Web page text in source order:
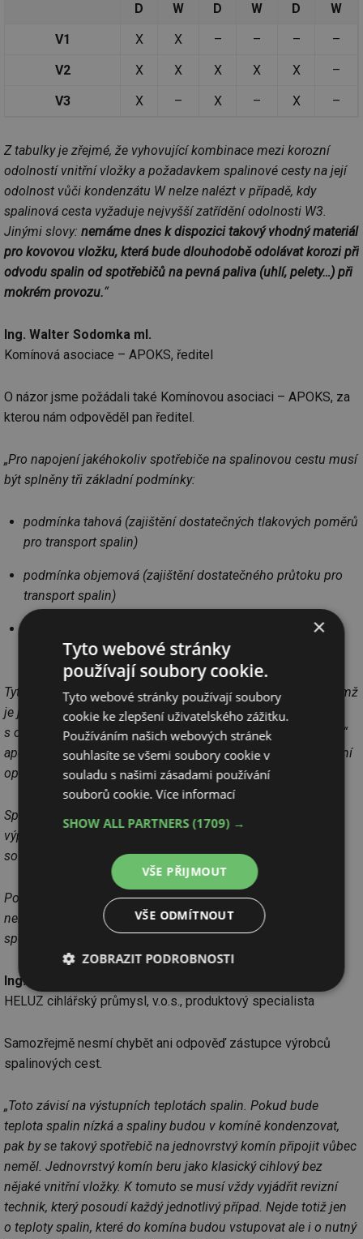
D
W D W D
W
V1
X X – – –
–
V2
X X X X X
–
V3
X – X – X –
Z tabulky je zřejmé, že vyhovující kombinace mezi korozní
odolností vnitřní vložky a požadavkem spalinové cesty na její
odolnost vůči kondenzátu W nelze nalézt v případě, kdy
spalinová cesta vyžaduje nejvyšší zatřídění odolnosti W3.
Jinými slovy: nemáme dnes k dispozici takový vhodný materiál
pro kovovou vložku, která bude dlouhodobě odolávat korozi při
odvodu spalin od spotřebičů na pevná paliva (uhlí, pelety…) při
mokrém provozu.“
Ing. Walter Sodomka ml.
Komínová asociace – APOKS, ředitel
O názor jsme požádali také Komínovou asociaci – APOKS, za
kterou nám odpověděl pan ředitel.
„Pro napojení jakéhokoliv spotřebiče na spalinovou cestu musí
být splněny tři základní podmínky:
podmínka tahová (zajištění dostatečných tlakových poměrů
pro transport spalin)
podmínka objemová (zajištění dostatečného průtoku pro
transport spalin)
podmínka teplotní (zajištění teploty spalin nad jejich
rosným bodem)
Tyto podmínky musí být splněny všechny tři současně, přičemž
je jasné, že jdou v principu „proti sobě“ a nevystačíme tedy
s obecnými poučkami typu „komín co nejvyšší nebo největší“
apod., ale v každém konkrétním případě musíme hledat řešení
optimální.
Splnění podmínek provozu lze poměrně jednoduše ověřit
výpočtem dle ČSN EN 13 384 s použitím certifikovaného
softwaru.
Pokud neobejdu teplotní podmínku (což by nikdo udělat
neměl), ve většině případů spotřebiče na uhlí nevyhoví a
spotřebiče na dřevo nevyhoví v cca pětině případů.“
Ing. Martin Coufalík
HELUZ cihlářský průmysl, v.o.s., produktový specialista
Samozřejmě nesmí chybět ani odpověď zástupce výrobců
spalinových cest.
„Toto závisí na výstupních teplotách spalin. Pokud bude
teplota spalin nízká a spaliny budou v komíně kondenzovat,
pak by se takový spotřebič na jednovrstvý komín připojit vůbec
neměl. Jednovrstvý komín beru jako klasický cihlový bez
nějaké vnitřní vložky. K tomuto se musí vždy vyjádřit revizní
technik, který posoudí každý jednotlivý případ. Nejde totiž jen
o teploty spalin, které do komína budou vstupovat ale i o nutný
×
Tyto webové stránky
používají soubory cookie.
Tyto webové stránky používají soubory
cookie ke zlepšení uživatelského zážitku.
Používáním našich webových stránek
souhlasíte se všemi soubory cookie v
souladu s našimi zásadami používání
souborů cookie.Více informací
SHOW ALL PARTNERS(1709) →
VŠE PŘIJMOUT
VŠE ODMÍTNOUT
ZOBRAZIT PODROBNOSTI
Nezbytně
nutné
Výkonové
soubory
Soubory
cílení
soubory
Nezbytně nutné soubory
Výkonové soubory
Soubory cílení
Funkční soubory